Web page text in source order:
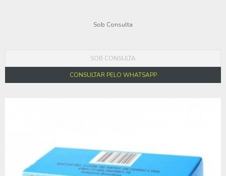
Sob Consulta
SOB CONSULTA
CONSULTAR PELO WHATSAPP